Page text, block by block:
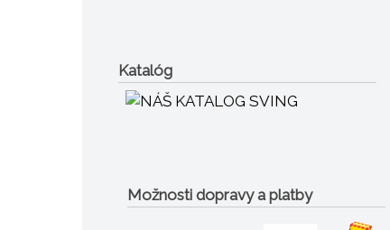
Katalóg
Možnosti dopravy a platby